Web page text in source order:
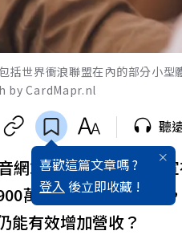
括世界衝浪聯盟在內的部分小
by CardMapr.nl
喜歡這篇文章嗎 ?
登入 後立即收藏 !
聽
網站網飛（Netflix ）
萬，讓網飛士氣大振
能有效增加營收？